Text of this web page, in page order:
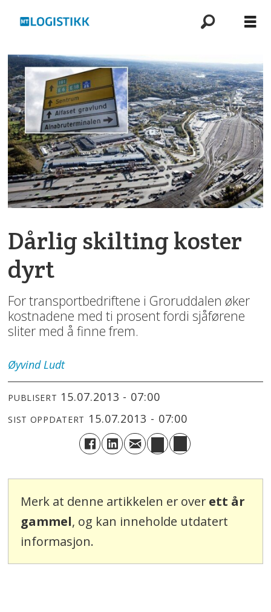
Dårlig skilting koster
dyrt
For transportbedriftene i Groruddalen øker
kostnadene med ti prosent fordi sjåførene
sliter med å finne frem.
Øyvind Ludt
PUBLISERT 15.07.2013 - 07:00
SIST OPPDATERT 15.07.2013 - 07:00
Merk at denne artikkelen er over ett år
gammel, og kan inneholde utdatert
informasjon.